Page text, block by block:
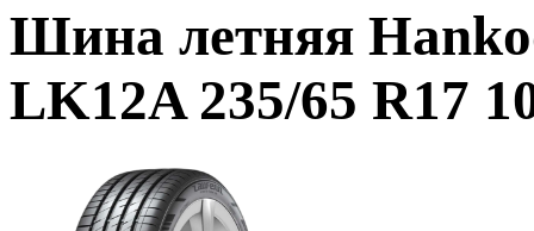
Шина летняя
LK12A 235/65 R17